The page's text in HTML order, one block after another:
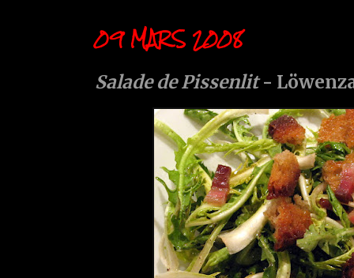
09 MARS 2008
Salade de Pissenlit-